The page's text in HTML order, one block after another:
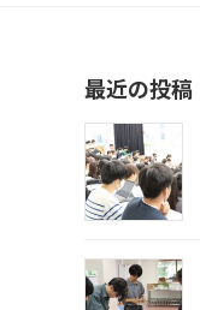
最近の投稿